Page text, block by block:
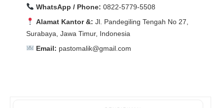
WhatsApp / Phone: 0822-5779-5508
Alamat Kantor &: Jl. Pandegiling Tengah No 27,
Surabaya, Jawa Timur, Indonesia
Email: pastomalik@gmail.com